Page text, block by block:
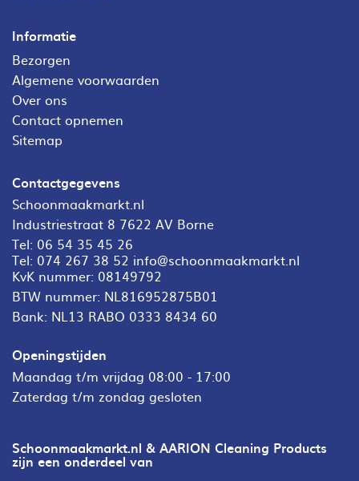
Informatie
Bezorgen
Algemene voorwaarden
Over ons
Contact opnemen
Sitemap
Contactgegevens
Schoonmaakmarkt.nl
Industriestraat 8 7622 AV Borne
Tel: 06 54 35 45 26
Tel: 074 267 38 52 info@schoonmaakmarkt.nl
KvK nummer: 08149792
BTW nummer: NL816952875B01
Bank: NL13 RABO 0333 8434 60
Openingstijden
Maandag t/m vrijdag 08:00 - 17:00
Zaterdag t/m zondag gesloten
Schoonmaakmarkt.nl & AARION Cleaning Products
zijn een onderdeel van